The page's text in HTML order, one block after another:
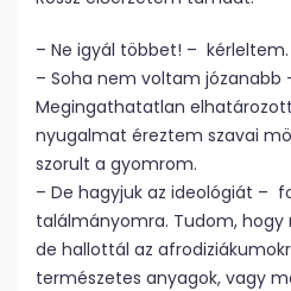
– Ne igyál többet! – kérleltem.
– Soha nem voltam józanabb
Megingathatatlan
nyugalmat éreztem szavai
szorult a gyomrom.
– De hagyjuk az ideológiát –
találmányomra. Tudom,
de hallottál az
természetes anyagok, vagy